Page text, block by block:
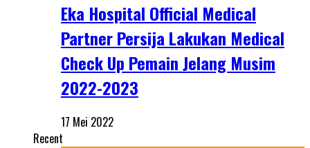
Eka Hospital Official Medical
Partner Persija Lakukan Medical
Check Up Pemain Jelang Musim
2022-2023
17 Mei 2022
Recent